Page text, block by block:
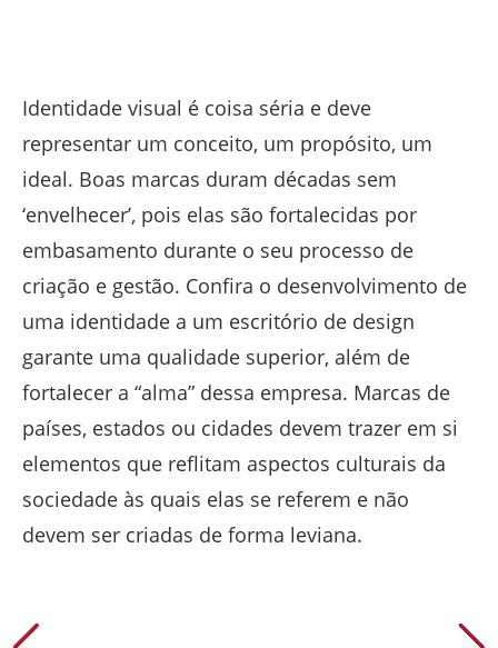
Identidade visual é coisa séria e deve
representar um conceito, um propósito, um
ideal. Boas marcas duram décadas sem
‘envelhecer’, pois elas são fortalecidas por
embasamento durante o seu processo de
criação e gestão. Confira o desenvolvimento de
uma identidade a um escritório de design
garante uma qualidade superior, além de
fortalecer a “alma” dessa empresa. Marcas de
países, estados ou cidades devem trazer em si
elementos que reflitam aspectos culturais da
sociedade às quais elas se referem e não
devem ser criadas de forma leviana.